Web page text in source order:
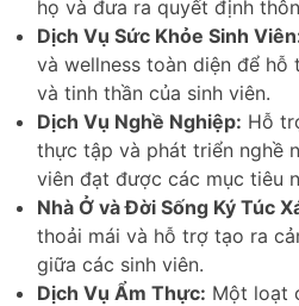
họ và đưa ra quyết định
Dịch Vụ Sức Khỏe Sinh
và wellness toàn diện để
và tinh thần của sinh viên.
Dịch Vụ Nghề Nghiệp: Hỗ
thực tập và phát triển nghề
viên đạt được các mục tiêu
Nhà Ở và Đời Sống Ký Túc
thoải mái và hỗ trợ tạo ra
giữa các sinh viên.
Dịch Vụ Ẩm Thực: Một loạt